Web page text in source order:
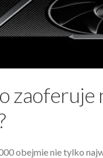
zaoferuje
obejmie nie tylko